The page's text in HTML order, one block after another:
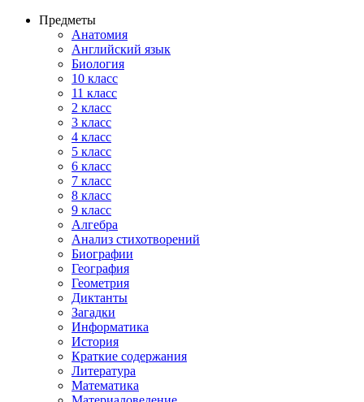
Предметы
Анатомия
Английский язык
Биология
10 класс
11 класс
2 класс
3 класс
4 класс
5 класс
6 класс
7 класс
8 класс
9 класс
Алгебра
Анализ стихотворений
Биографии
География
Геометрия
Диктанты
Загадки
Информатика
История
Краткие содержания
Литература
Математика